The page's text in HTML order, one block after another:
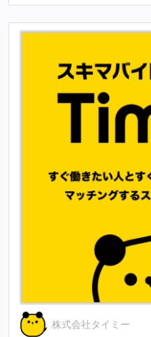
株式会社タイミー